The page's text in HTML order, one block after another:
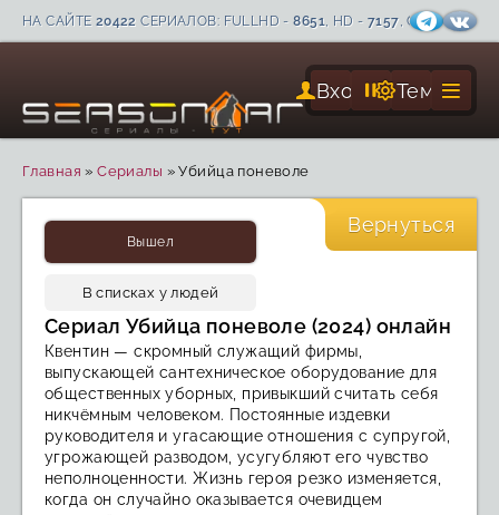
НА САЙТЕ 20422 СЕРИАЛОВ: FULLHD -8651, HD - 7157, С
Вход Тема
Главная »Сериалы »Убийца поневоле
CC FHD
Вышел
В списках у людей
Сериал Убийца поневоле (2024) онлайн
Квентин — скромный служащий фирмы,
выпускающей сантехническое оборудование для
общественных уборных, привыкший считать себя
никчёмным человеком. Постоянные издевки
руководителя и угасающие отношения с супругой,
угрожающей разводом, усугубляют его чувство
неполноценности. Жизнь героя резко изменяется,
когда он случайно оказывается очевидцем
Вернуться